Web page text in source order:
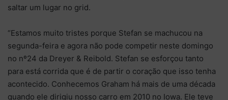
saltar um lugar no grid.
“Estamos muito tristes porque Stefan se machucou na
segunda-feira e agora não pode competir neste domingo
no nº24 da Dreyer & Reibold. Stefan se esforçou tanto
para está corrida que é de partir o coração que isso tenha
acontecido. Conhecemos Graham há mais de uma década
quando ele dirigiu nosso carro em 2010 no Iowa. Ele teve